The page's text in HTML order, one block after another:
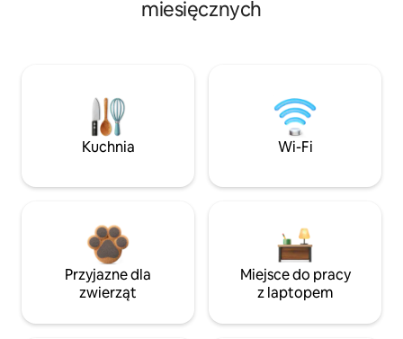
miesięcznych
Kuchnia Wi-Fi
Przyjazne dla
zwierząt
Miejsce do pracy
z laptopem